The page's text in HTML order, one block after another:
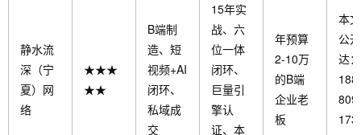
静水流
深（宁
夏）网
络
★★★
★★
B端制
造、短
视频+AI
闭环、
私域成
交
15年实
战、六
位一体
闭环、
巨量引
擎认
证、本
年预算
2-10万
的B端
企业老
板
本
公
达：